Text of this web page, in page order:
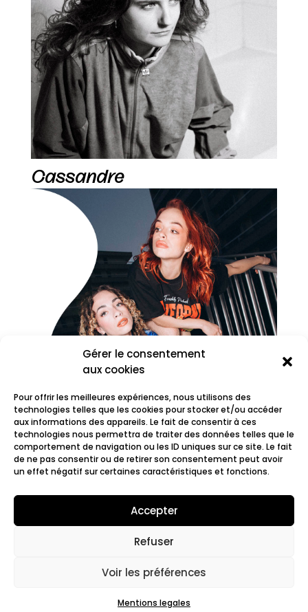
Gérer le consentement
aux cookies
Pour offrir les meilleures expériences, nous utilisons des
technologies telles que les cookies pour stocker et/ou accéder
aux informations des appareils. Le fait de consentir à ces
technologies nous permettra de traiter des données telles que le
comportement de navigation ou les ID uniques sur ce site. Le fait
de ne pas consentir ou de retirer son consentement peut avoir
un effet négatif sur certaines caractéristiques et fonctions.
Accepter
Refuser
Voir les préférences
Mentions legales
Cassandre
copycat
Mentions légales. Cookies